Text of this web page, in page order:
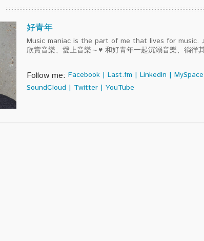
好青年
Music maniac is the part of me that lives for music. ♫
欣賞音樂、愛上音樂～♥ 和好青年一起沉溺音樂、徜徉
Follow me: Facebook | Last.fm | LinkedIn | MySpace
SoundCloud | Twitter | YouTube